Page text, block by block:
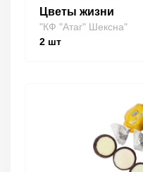
Цветы жизни
"КФ "Атаг" Шексна"
2 шт